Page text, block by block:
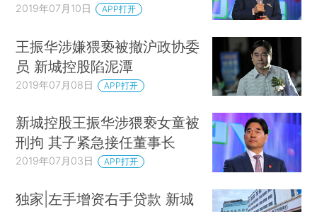
2019年07月10日 APP打开
王振华涉嫌猥亵被撤沪政协委
员 新城控股陷泥潭
2019年07月08日 APP打开
新城控股王振华涉猥亵女童被
刑拘 其子紧急接任董事长
2019年07月03日 APP打开
独家|左手增资右手贷款 新城